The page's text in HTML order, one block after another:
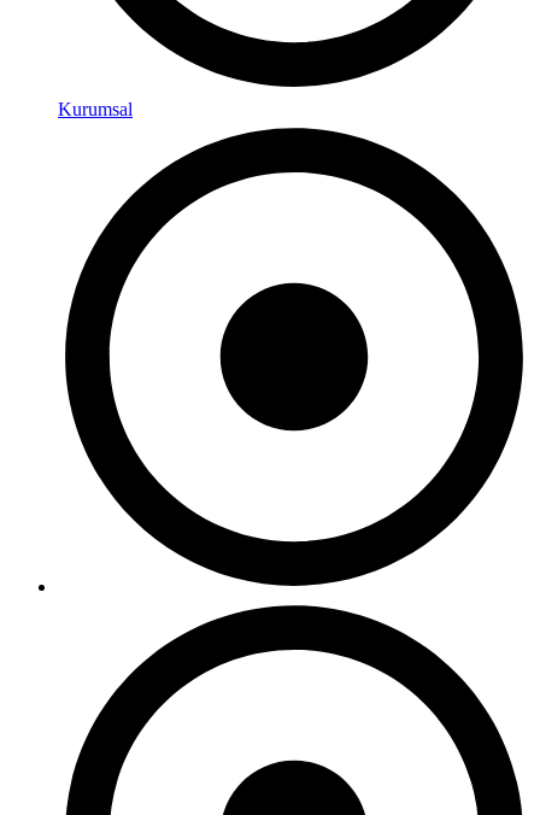
Kurumsal